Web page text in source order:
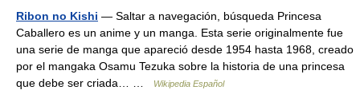
Ribon no Kishi — Saltar a navegación, búsqueda Princesa
Caballero es un anime y un manga. Esta serie originalmente fue
una serie de manga que apareció desde 1954 hasta 1968, creado
por el mangaka Osamu Tezuka sobre la historia de una princesa
que debe ser criada… …
Wikipedia Español